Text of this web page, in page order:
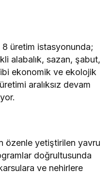
8 üretim istasyonunda;
alabalık, sazan, şabut,
ekonomik ve ekolojik
aralıksız devam
özenle yetiştirilen yavru
doğrultusunda
ve nehirlere